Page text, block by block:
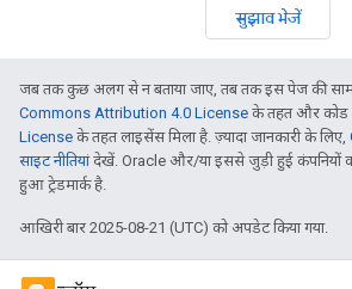
सुझाव भेजें
जब तक कुछ अलग से न बताया जाए, तब तक इस पेज की
Commons Attribution 4.0 License के तहत और कोड
License के तहत लाइसेंस मिला है. ज़्यादा जानकारी के लिए,
साइट नीतियांदेखें. Oracle और/या इससे जुड़ी हुई कंपनियों
हुआ ट्रेडमार्क है.
आखिरी बार 2025-08-21 (UTC) को अपडेट किया गया.